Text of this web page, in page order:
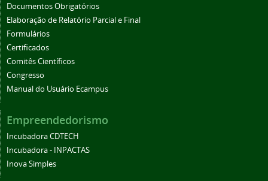
Documentos Obrigatórios
Elaboração de Relatório Parcial e Final
Formulários
Certificados
Comitês Científicos
Congresso
Manual do Usuário Ecampus
Empreendedorismo
Incubadora CDTECH
Incubadora - INPACTAS
Inova Simples